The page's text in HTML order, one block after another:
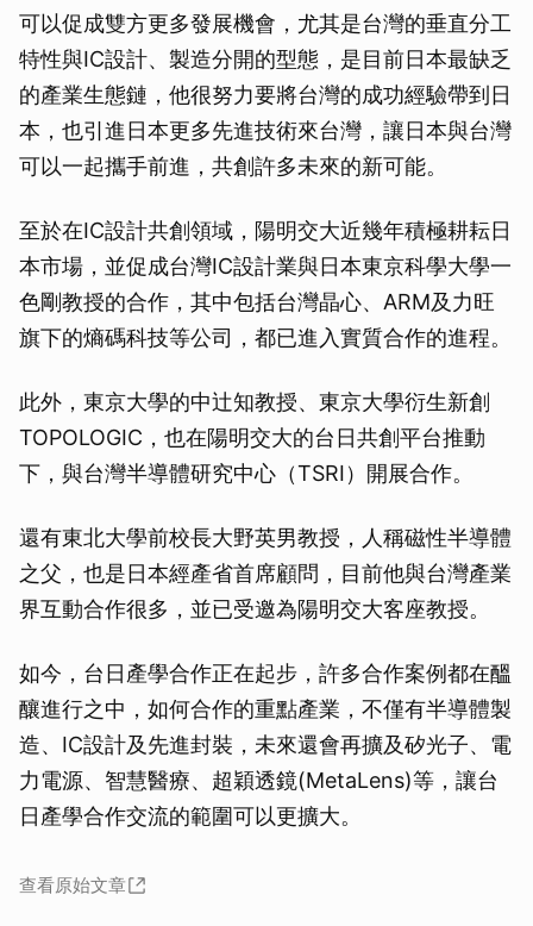
可以促成雙方更多發展機會，尤其是台灣的垂直分工
特性與IC設計、製造分開的型態，是目前日本最缺乏
的產業生態鏈，他很努力要將台灣的成功經驗帶到日
本，也引進日本更多先進技術來台灣，讓日本與台灣
可以一起攜手前進，共創許多未來的新可能。
至於在IC設計共創領域，陽明交大近幾年積極耕耘日
本市場，並促成台灣IC設計業與日本東京科學大學一
色剛教授的合作，其中包括台灣晶心、ARM及力旺
旗下的熵碼科技等公司，都已進入實質合作的進程。
此外，東京大學的中辻知教授、東京大學衍生新創
TOPOLOGIC，也在陽明交大的台日共創平台推動
下，與台灣半導體研究中心（TSRI）開展合作。
還有東北大學前校長大野英男教授，人稱磁性半導體
之父，也是日本經產省首席顧問，目前他與台灣產業
界互動合作很多，並已受邀為陽明交大客座教授。
如今，台日產學合作正在起步，許多合作案例都在醞
釀進行之中，如何合作的重點產業，不僅有半導體製
造、IC設計及先進封裝，未來還會再擴及矽光子、電
力電源、智慧醫療、超穎透鏡(MetaLens)等，讓台
日產學合作交流的範圍可以更擴大。
查看原始文章